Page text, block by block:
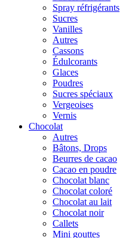
Spray réfrigérants
Sucres
Vanilles
Autres
Cassons
Édulcorants
Glaces
Poudres
Sucres spéciaux
Vergeoises
Vernis
Chocolat
Autres
Bâtons, Drops
Beurres de cacao
Cacao en poudre
Chocolat blanc
Chocolat coloré
Chocolat au lait
Chocolat noir
Callets
Mini gouttes